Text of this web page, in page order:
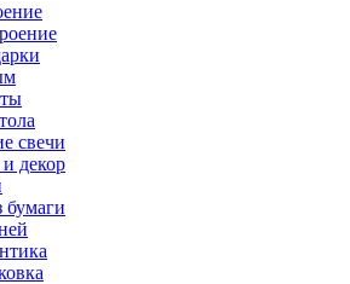
свечи
декор
бумаги